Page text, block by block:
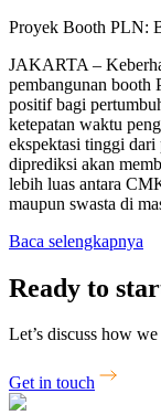
Proyek Booth PLN:
JAKARTA –
pembangunan booth
positif bagi
ketepatan waktu
ekspektasi tinggi dari
diprediksi akan
lebih luas antara
maupun swasta di
Baca selengkapnya
Ready to
Let’s discuss how
Get in touch